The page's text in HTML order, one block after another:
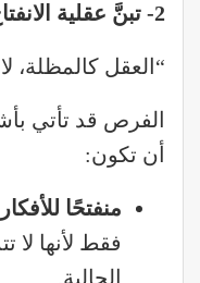
2- تبنَّ عقلية الانفتاح والمرونة
“العقل كالمظلة،
الفرص قد تأتي
أن تكون:
منفتحًا
فقط لأنها
الحالية.